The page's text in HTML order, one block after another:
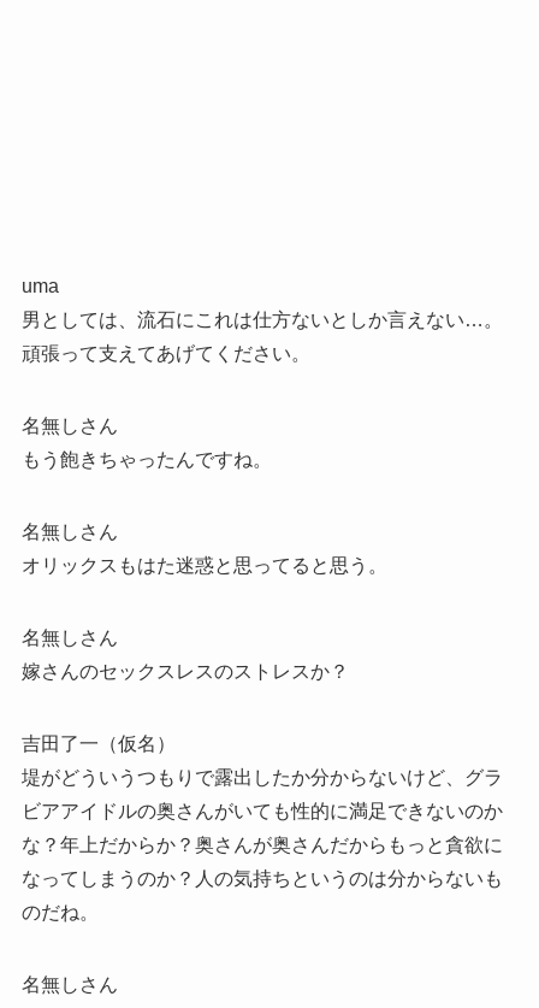
uma
男としては、流石にこれは仕方ないとしか言えない…。
頑張って支えてあげてください。
名無しさん
もう飽きちゃったんですね。
名無しさん
オリックスもはた迷惑と思ってると思う。
名無しさん
嫁さんのセックスレスのストレスか？
吉田了一（仮名）
堤がどういうつもりで露出したか分からないけど、グラ
ビアアイドルの奥さんがいても性的に満足できないのか
な？年上だからか？奥さんが奥さんだからもっと貪欲に
なってしまうのか？人の気持ちというのは分からないも
のだね。
名無しさん